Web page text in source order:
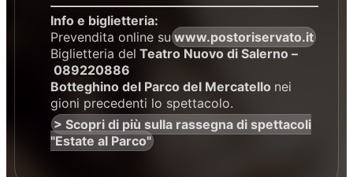
Info e biglietteria:
Prevendita online su www.postoriservato.it
Biglietteria del Teatro Nuovo di Salerno –
089220886
Botteghino del Parco del Mercatello nei
gioni precedenti lo spettacolo.
> Scopri di più sulla rassegna di spettacoli
"Estate al Parco"